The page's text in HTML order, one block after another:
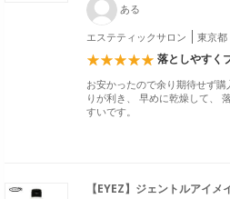
ある
エステティックサロン 東京都
落としやすく
お安かったので余り期待せず
りが利き、 早めに乾燥して、
すいです。
【EYEZ】ジェントルアイ